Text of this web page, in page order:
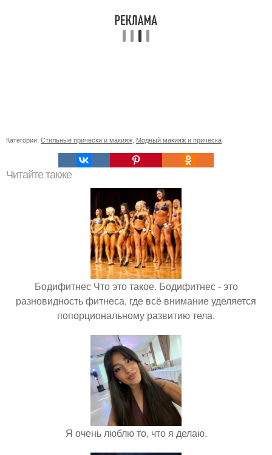
Категории: Стильные прически и макияж, Модный макияж и прическа
Читайте также
Бодифитнес Что это такое. Бодифитнес - это
разновидность фитнеса, где всё внимание уделяется
попорциональному развитию тела.
Я очень люблю то, что я делаю.